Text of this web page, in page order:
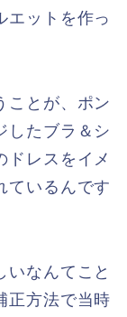
エットを作っ
ことが、ポン
したブラ＆シ
ドレスをイメ
ているんです
いなんてこと
正方法で当時